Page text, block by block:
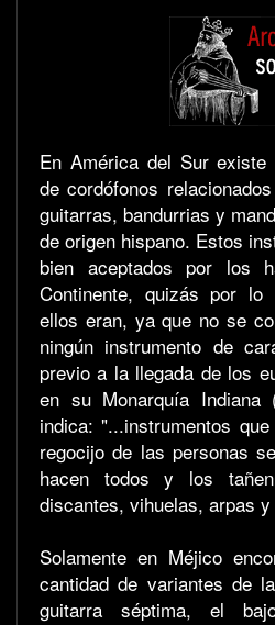
En América del Sur existe
de cordófonos
guitarras, bandurrias y
de origen hispano. Estos
bien aceptados por los
Continente, quizás por lo
ellos eran, ya que no se
ningún instrumento de
previo a la llegada de los
en su Monarquía
indica: "...instrumentos
regocijo de las personas
hacen todos y los
discantes, vihuelas, arpas
Solamente en Méjico
cantidad de variantes de
guitarra séptima, el